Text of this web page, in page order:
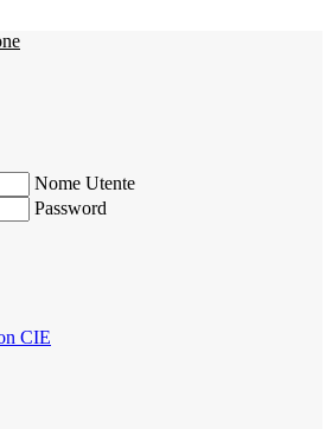
Nome Utente
Password
CIE